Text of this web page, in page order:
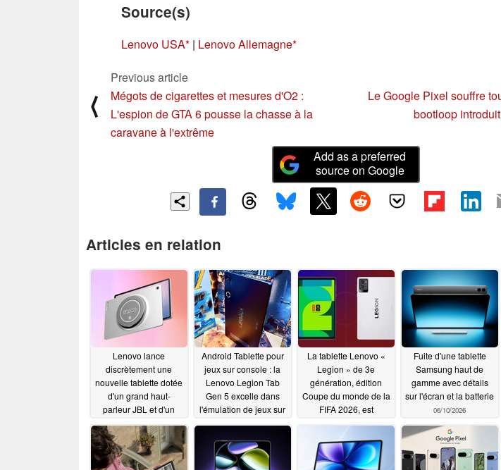
Source(s)
Lenovo USA | Lenovo Allemagne
⟨
Previous article
Mégots de cigarettes et mesures d'O2 :
L'espion de GTA 6 pousse la chasse à la
caravane à l'extrême
Le Google Pixel souffre
bootloop
Add as a preferred
source on Google
Articles en relation
Lenovo lance
discrètement une
nouvelle tablette dotée
d'un grand haut-
parleur JBL et d'un
06/16/2026
Android Tablette pour
jeux sur console : la
Lenovo Legion Tab
Gen 5 excelle dans
l'émulation de jeux sur
La tablette Lenovo «
Legion » de 3e
génération, édition
Coupe du monde de la
FIFA 2026, est
elle ne vaut pas la
peine d'être achetée
Fuite d'une tablette
Samsung haut de
gamme avec détails
sur l'écran et la batterie
06/10/2026